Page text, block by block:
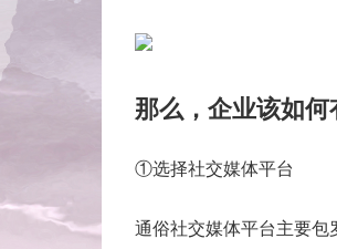
那么，企业该如
①选择社交媒体平台
通俗社交媒体平台主要包